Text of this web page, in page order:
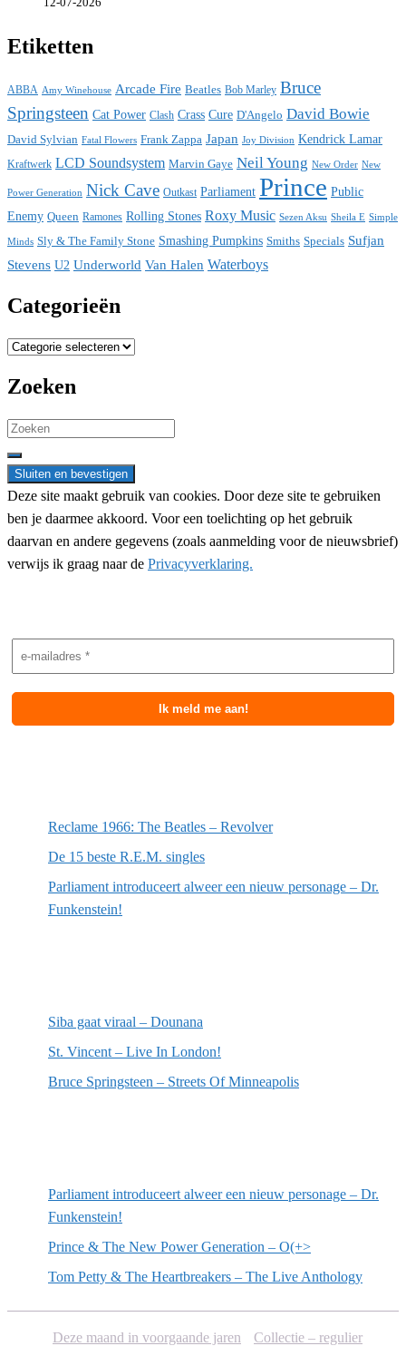
Etiketten
ABBA Amy Winehouse Arcade Fire Beatles Bob Marley Bruce
Springsteen Cat Power Clash Crass Cure D'Angelo David Bowie
David Sylvian Fatal Flowers Frank Zappa Japan Joy Division Kendrick Lamar
Kraftwerk LCD Soundsystem Marvin Gaye Neil Young New Order New
Power Generation Nick Cave Outkast Parliament Prince Public
Enemy Queen Ramones Rolling Stones Roxy Music Sezen Aksu Sheila E Simple
Minds Sly & The Family Stone Smashing Pumpkins Smiths Specials Sufjan
Stevens U2 Underworld Van Halen Waterboys
Categorieën
Categorieën
Zoeken
Search
for:
Deze site maakt gebruik van cookies. Door deze site te gebruiken
ben je daarmee akkoord. Voor een toelichting op het gebruik
daarvan en andere gegevens (zoals aanmelding voor de nieuwsbrief)
verwijs ik graag naar de Privacyverklaring.
Reclame 1966: The Beatles – Revolver
De 15 beste R.E.M. singles
Parliament introduceert alweer een nieuw personage – Dr.
Funkenstein!
Siba gaat viraal – Dounana
St. Vincent – Live In London!
Bruce Springsteen – Streets Of Minneapolis
Parliament introduceert alweer een nieuw personage – Dr.
Funkenstein!
Prince & The New Power Generation – O(+>
Tom Petty & The Heartbreakers – The Live Anthology
Deze maand in voorgaande jaren
Collectie – regulier